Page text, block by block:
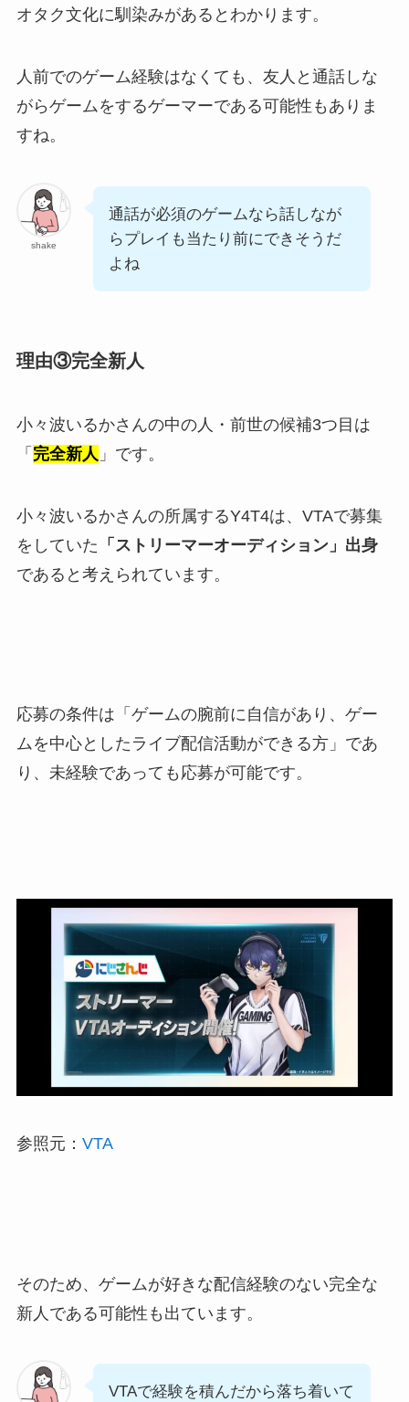
オタク文化に馴染みがあるとわかります。
人前でのゲーム経験はなくても、友人と通話しな
がらゲームをするゲーマーである可能性もありま
すね。
shake
通話が必須のゲームなら話しなが
らプレイも当たり前にできそうだ
よね
理由③完全新人
小々波いるかさんの中の人・前世の候補3つ目は
「 完全新人 」です。
小々波いるかさんの所属するY4T4は、VTAで募集
をしていた 「ストリーマーオーディション」出身
であると考えられています。
応募の条件は「ゲームの腕前に自信があり、ゲー
ムを中心としたライブ配信活動ができる方」であ
り、未経験であっても応募が可能です。
参照元： VTA
そのため、ゲームが好きな配信経験のない完全な
新人である可能性も出ています。
VTAで経験を積んだから落ち着いて